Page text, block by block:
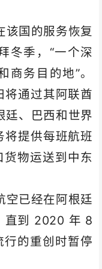
国的服务恢复
冬季，“一个深
商务目的地”。
将通过其阿联酋
、巴西和世界
将提供每班航班
物运送到中东
空已经在阿根廷
直到 2020 年 8
的重创时暂停